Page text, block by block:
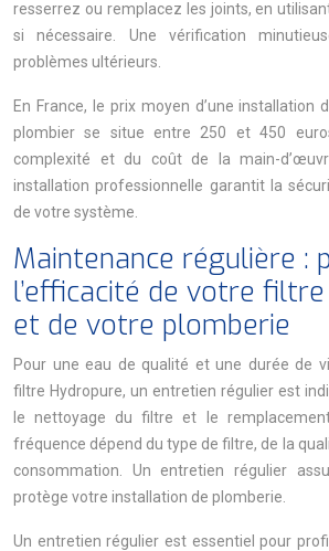
resserrez ou remplacez les joints, en
si nécessaire. Une vérification
problèmes ultérieurs.
En France, le prix moyen d’une installation
plombier se situe entre 250 et 450
complexité et du coût de la main-
installation professionnelle garantit la
de votre système.
Maintenance régulière :
l’efficacité de votre
et de votre plomberie
Pour une eau de qualité et une durée de
filtre Hydropure, un entretien régulier est
le nettoyage du filtre et le
fréquence dépend du type de filtre, de la
consommation. Un entretien régulier
protège votre installation de plomberie.
Un entretien régulier est essentiel pour